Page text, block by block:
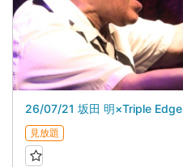
26/07/21 坂田 明×Triple Edge
見放題